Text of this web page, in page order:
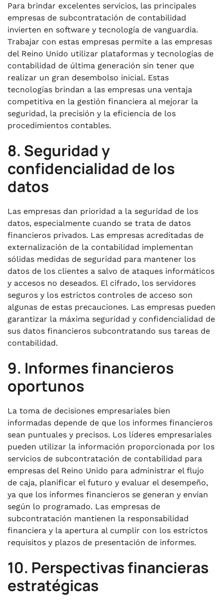
Para brindar excelentes servicios, las principales
empresas de subcontratación de contabilidad
invierten en software y tecnología de vanguardia.
Trabajar con estas empresas permite a las empresas
del Reino Unido utilizar plataformas y tecnologías de
contabilidad de última generación sin tener que
realizar un gran desembolso inicial. Estas
tecnologías brindan a las empresas una ventaja
competitiva en la gestión financiera al mejorar la
seguridad, la precisión y la eficiencia de los
procedimientos contables.
8. Seguridad y
confidencialidad de los
datos
Las empresas dan prioridad a la seguridad de los
datos, especialmente cuando se trata de datos
financieros privados. Las empresas acreditadas de
externalización de la contabilidad implementan
sólidas medidas de seguridad para mantener los
datos de los clientes a salvo de ataques informáticos
y accesos no deseados. El cifrado, los servidores
seguros y los estrictos controles de acceso son
algunas de estas precauciones. Las empresas pueden
garantizar la máxima seguridad y confidencialidad de
sus datos financieros subcontratando sus tareas de
contabilidad.
9. Informes financieros
oportunos
La toma de decisiones empresariales bien
informadas depende de que los informes financieros
sean puntuales y precisos. Los líderes empresariales
pueden utilizar la información proporcionada por los
servicios de subcontratación de contabilidad para
empresas del Reino Unido para administrar el flujo
de caja, planificar el futuro y evaluar el desempeño,
ya que los informes financieros se generan y envían
según lo programado. Las empresas de
subcontratación mantienen la responsabilidad
financiera y la apertura al cumplir con los estrictos
requisitos y plazos de presentación de informes.
10. Perspectivas financieras
estratégicas